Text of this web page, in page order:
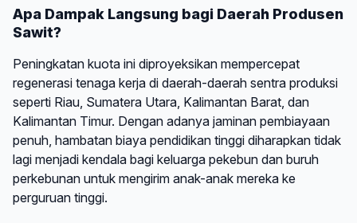
Apa Dampak Langsung bagi Daerah Produsen
Sawit?
Peningkatan kuota ini diproyeksikan mempercepat
regenerasi tenaga kerja di daerah-daerah sentra produksi
seperti Riau, Sumatera Utara, Kalimantan Barat, dan
Kalimantan Timur. Dengan adanya jaminan pembiayaan
penuh, hambatan biaya pendidikan tinggi diharapkan tidak
lagi menjadi kendala bagi keluarga pekebun dan buruh
perkebunan untuk mengirim anak-anak mereka ke
perguruan tinggi.